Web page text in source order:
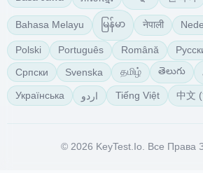
Bahasa Melayu မြန်မာ नेपाली
Polski Português Română
Српски Svenska தமிழ் తెలుగు
Українська اردو Tiếng Việt 中文
© 2026 KeyTest.io. Все Права